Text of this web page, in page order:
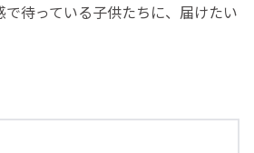
待っている子供たちに、届けたい